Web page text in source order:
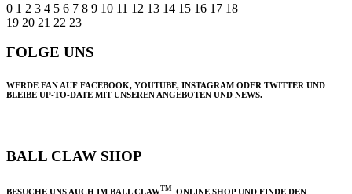
0 1 2 3 4 5 6 7 8 9 10 11 12 13 14 15 16 17 18
19 20 21 22 23
FOLGE UNS
WERDE FAN AUF FACEBOOK, YOUTUBE, INSTAGRAM ODER TWITTER UND
BLEIBE UP-TO-DATE MIT UNSEREN ANGEBOTEN UND NEWS.
BALL CLAW SHOP
BESUCHE UNS AUCH IM BALL CLAWTM ONLINE SHOP UND FINDE DEN